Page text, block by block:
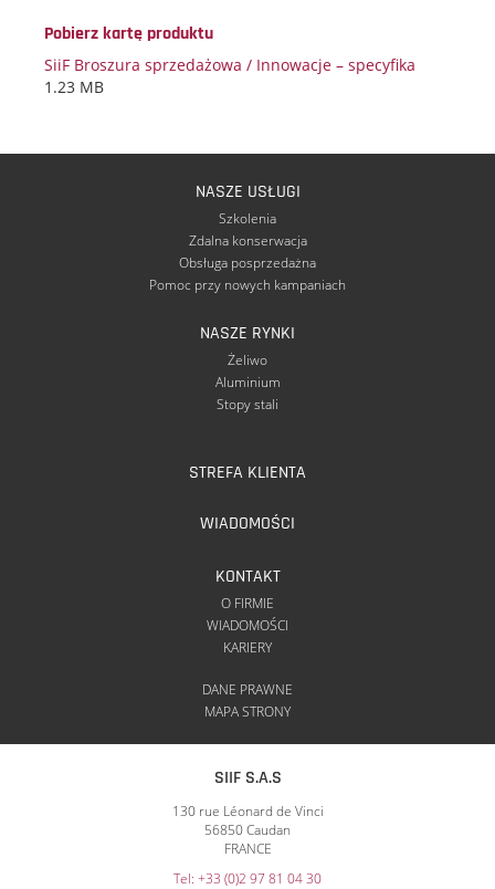
Pobierz kartę produktu
SiiF Broszura sprzedażowa / Innowacje – specyfika
1.23 MB
NASZE USŁUGI
Szkolenia
Zdalna konserwacja
Obsługa posprzedażna
Pomoc przy nowych kampaniach
NASZE RYNKI
Żeliwo
Aluminium
Stopy stali
STREFA KLIENTA
WIADOMOŚCI
KONTAKT
O FIRMIE
WIADOMOŚCI
KARIERY
DANE PRAWNE
MAPA STRONY
SIIF S.A.S
130 rue Léonard de Vinci
56850 Caudan
FRANCE
Tel: +33 (0)2 97 81 04 30